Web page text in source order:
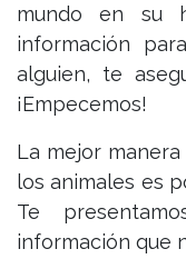
mundo en su
información
alguien, te
¡Empecemos!
La mejor
los animales es
Te
información que